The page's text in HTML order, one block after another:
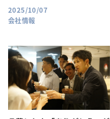
会社情報
2025/10/07